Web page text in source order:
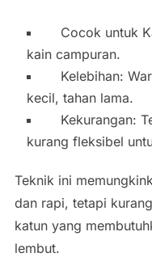
Cocok untuk
kain campuran.
Kelebihan:
kecil, tahan lama.
Kekurangan:
kurang fleksibel
Teknik ini
dan rapi, tetapi
katun yang
lembut.